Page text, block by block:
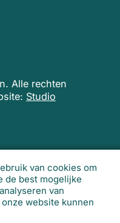
van cookies om
de best mogelijke
van
website kunnen
Alle rechten
Studio